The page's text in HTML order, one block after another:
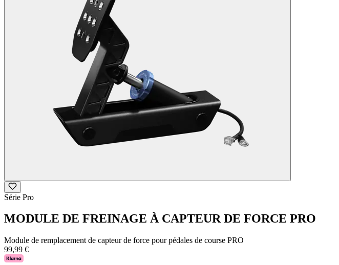
Série Pro
MODULE DE FREINAGE À CAPTEUR DE FORCE PRO
Module de remplacement de capteur de force pour pédales de course PRO
99,99 €